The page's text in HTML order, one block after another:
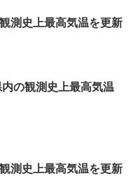
測史上最高気温を更新
の観測史上最高気温
測史上最高気温を更新